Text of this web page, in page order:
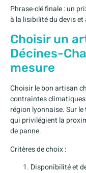
Phrase-clé finale : un
à la lisibilité du devis et
Choisir un
Décines-
mesure
Choisir le bon artisan
contraintes
région lyonnaise. Sur
qui privilégient la
de panne.
Critères de choix :
Disponibilité et